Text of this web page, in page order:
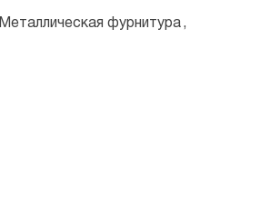
Металлическая фурнитура ,